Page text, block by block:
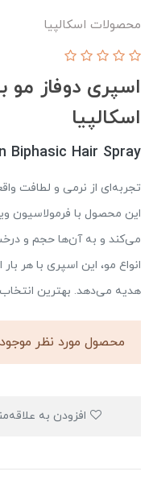
محصولات اسکالپیا
اسپری دوفاز مو
اسکالپیا
Biphasic Hair Spray
تجربه‌ای از نرمی و لطافت
این محصول با فرمولاسیون
می‌کند و به آن‌ها حجم و
انواع مو، این اسپری با هر
هدیه می‌دهد. بهترین
محصول مورد نظر